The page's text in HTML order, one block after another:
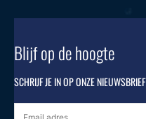
Blijf op de hoogte
SCHRIJF JE IN OP ONZE NIEUWSBRIEF